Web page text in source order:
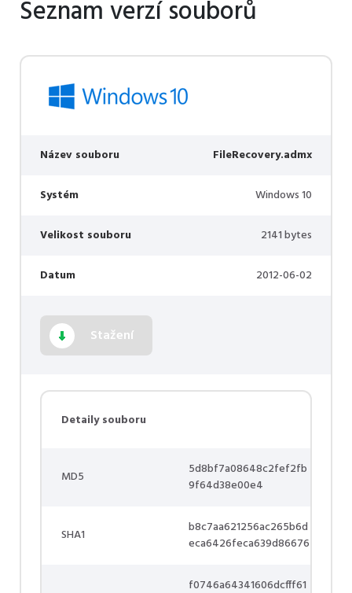
Seznam verzí souborů
Název souboru FileRecovery.admx
Systém Windows 10
Velikost souboru 2141 bytes
Datum 2012-06-02
Stažení
Detaily souboru
MD5
5d8bf7a08648c2fef2fb
9f64d38e00e4
SHA1
b8c7aa621256ac265b6d
eca6426feca639d86676
f0746a64341606dcfff61